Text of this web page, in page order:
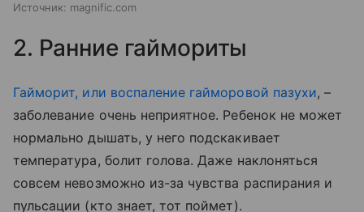
Источник: magnific.com
2. Ранние гаймориты
Гайморит, или воспаление гайморовой пазухи, –
заболевание очень неприятное. Ребенок не может
нормально дышать, у него подскакивает
температура, болит голова. Даже наклоняться
совсем невозможно из-за чувства распирания и
пульсации (кто знает, тот поймет).